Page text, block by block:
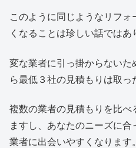
このように同じようなリフ
くなることは珍しい話ではあ
変な業者に引っ掛からない
ら最低３社の見積もりは取っ
複数の業者の見積もりを比
ますし、あなたのニーズに
業者に出会いやすくなります。